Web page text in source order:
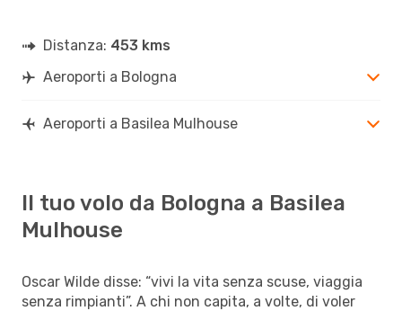
Distanza: 453 kms
Aeroporti a Bologna
Aeroporti a Basilea Mulhouse
Il tuo volo da Bologna a Basilea
Mulhouse
Oscar Wilde disse: “vivi la vita senza scuse, viaggia
senza rimpianti”. A chi non capita, a volte, di voler